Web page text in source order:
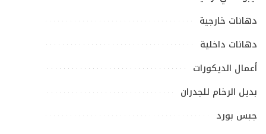
دهانات خارجية
دهانات داخلية
أعمال الديكورات
بديل الرخام للجدران
جبس بورد